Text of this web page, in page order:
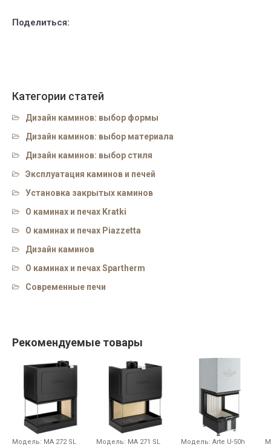
Поделиться:
Категории статей
Дизайн каминов: выбор формы
Дизайн каминов: выбор материала
Дизайн каминов: выбор стиля
Эксплуатация каминов и печей
Установка закрытых каминов
О каминах и печах Kratki
О каминах и печах Piazzetta
Дизайн каминов
О каминах и печах Spartherm
Современные печи
Рекомендуемые товары
Модель: MA 272 SL Модель: MA 271 SL Модель: Arte U-50h